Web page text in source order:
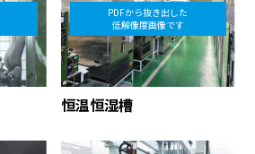
PDFから抜き出した
低解像度画像です
恒温恒湿槽